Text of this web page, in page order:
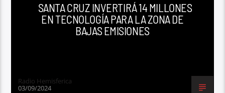
SANTA CRUZ INVERTIRÁ 14 MILLONES
EN TECNOLOGÍA PARA LA ZONA DE
BAJAS EMISIONES
Radio Hemisferica
03/09/2024